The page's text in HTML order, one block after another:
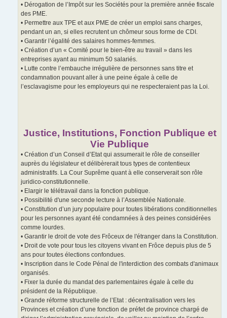
• Dérogation de l’Impôt sur les Sociétés pour la première année fiscale
des PME.
• Permettre aux TPE et aux PME de créer un emploi sans charges,
pendant un an, si elles recrutent un chômeur sous forme de CDI.
• Garantir l’égalité des salaires hommes-femmes.
• Création d’un « Comité pour le bien-être au travail » dans les
entreprises ayant au minimum 50 salariés.
• Lutte contre l’embauche irrégulière de personnes sans titre et
condamnation pouvant aller à une peine égale à celle de
l’esclavagisme pour les employeurs qui ne respecteraient pas la Loi.
Justice, Institutions, Fonction Publique et
Vie Publique
• Création d’un Conseil d’Etat qui assumerait le rôle de conseiller
auprès du législateur et délibèrerait tous types de contentieux
administratifs. La Cour Suprême quant à elle conserverait son rôle
juridico-constitutionnelle.
• Elargir le télétravail dans la fonction publique.
• Possibilité d'une seconde lecture à l’Assemblée Nationale.
• Constitution d’un jury populaire pour toutes libérations conditionnelles
pour les personnes ayant été condamnées à des peines considérées
comme lourdes.
• Garantir le droit de vote des Frôceux de l'étranger dans la Constitution.
• Droit de vote pour tous les citoyens vivant en Frôce depuis plus de 5
ans pour toutes élections confondues.
• Inscription dans le Code Pénal de l'interdiction des combats d'animaux
organisés.
• Fixer la durée du mandat des parlementaires égale à celle du
président de la République.
• Grande réforme structurelle de l’Etat : décentralisation vers les
Provinces et création d’une fonction de préfet de province chargé de